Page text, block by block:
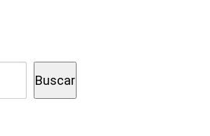
Buscar